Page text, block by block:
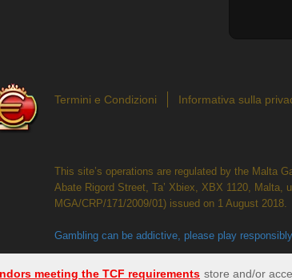
Termini e Condizioni Informativa sulla
This site’s operations are regulated by the Malta
Abate Rigord Street, Ta’ Xbiex, XBX 1120,
MGA/CRP/171/2009/01) issued on 1 August 2018.
Gambling can be addictive, please play